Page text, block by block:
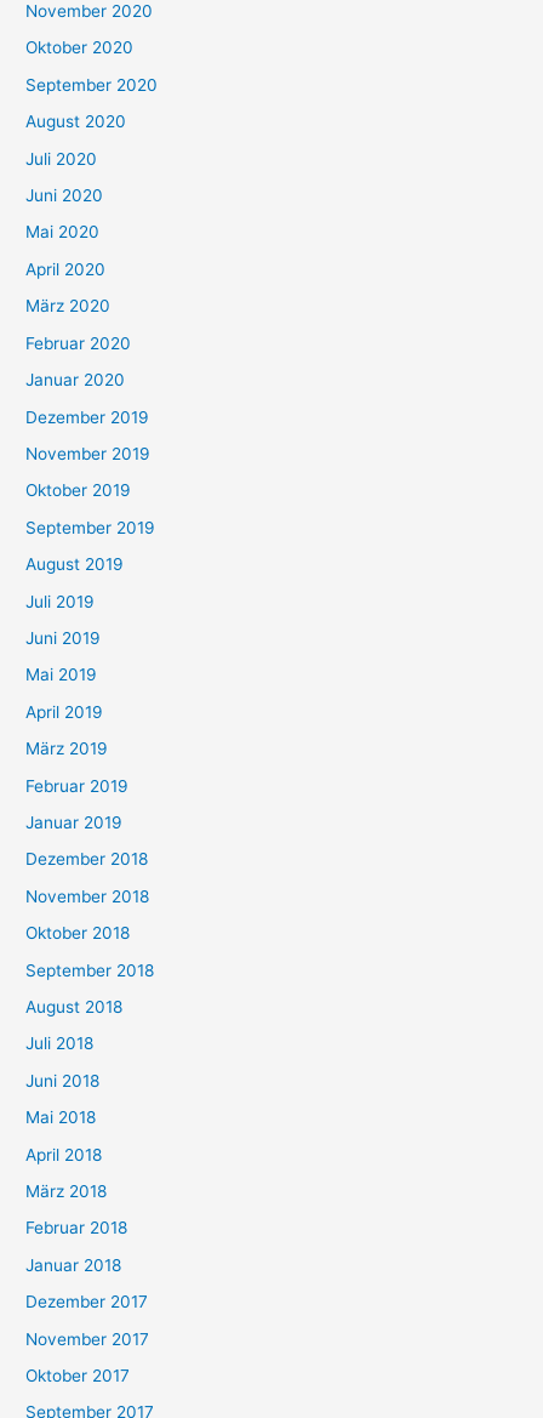
November 2020
Oktober 2020
September 2020
August 2020
Juli 2020
Juni 2020
Mai 2020
April 2020
März 2020
Februar 2020
Januar 2020
Dezember 2019
November 2019
Oktober 2019
September 2019
August 2019
Juli 2019
Juni 2019
Mai 2019
April 2019
März 2019
Februar 2019
Januar 2019
Dezember 2018
November 2018
Oktober 2018
September 2018
August 2018
Juli 2018
Juni 2018
Mai 2018
April 2018
März 2018
Februar 2018
Januar 2018
Dezember 2017
November 2017
Oktober 2017
September 2017